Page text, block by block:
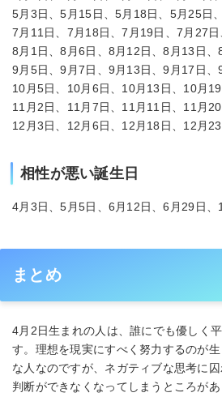
5月3日、5月15日、5月18日、5月25日
7月11日、7月18日、7月19日、7月27日
8月1日、8月6日、8月12日、8月13日、
9月5日、9月7日、9月13日、9月17日、
10月5日、10月6日、10月13日、10月
11月2日、11月7日、11月11日、11月
12月3日、12月6日、12月18日、12月
相性が悪い誕生日
4月3日、5月5日、6月12日、6月29日
まとめ
4月2日生まれの人は、誰にでも優しく
す。理想を現実にすべく努力するのが
な人なのですが、ネガティブな思考に
判断ができなくなってしまうところがあ